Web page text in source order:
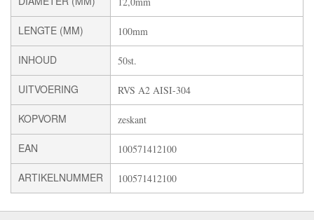
LENGTE (MM) 100mm
INHOUD 50st.
UITVOERING RVS A2 AISI-304
KOPVORM zeskant
EAN 100571412100
ARTIKELNUMMER 100571412100